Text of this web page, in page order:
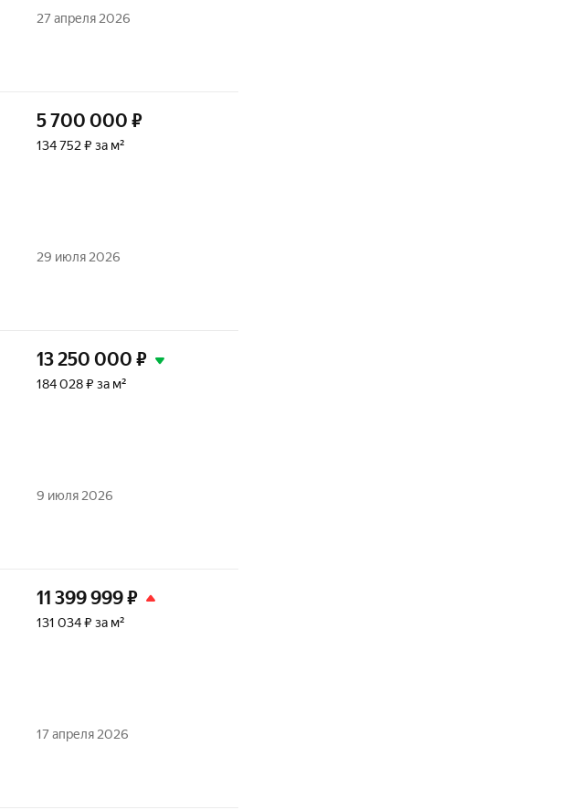
27 апреля 2026
5 700 000 ₽
134 752 ₽ за м²
29 июля 2026
13 250 000 ₽
184 028 ₽ за м²
9 июля 2026
11 399 999₽
131 034 ₽ за м²
17 апреля 2026